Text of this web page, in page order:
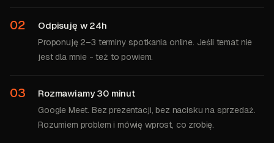
02 Odpisuję w 24h
Proponuję 2–3 terminy spotkania online. Jeśli temat nie
jest dla mnie - też to powiem.
03 Rozmawiamy 30 minut
Google Meet. Bez prezentacji, bez nacisku na sprzedaż.
Rozumiem problem i mówię wprost, co zrobię.